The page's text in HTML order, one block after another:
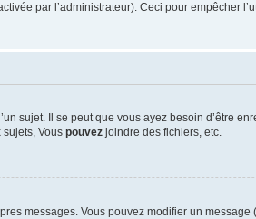
par l’administrateur). Ceci pour empêcher
sujet. Il se peut que vous ayez besoin d’être
Vous pouvez joindre des fichiers, etc.
messages. Vous pouvez modifier un